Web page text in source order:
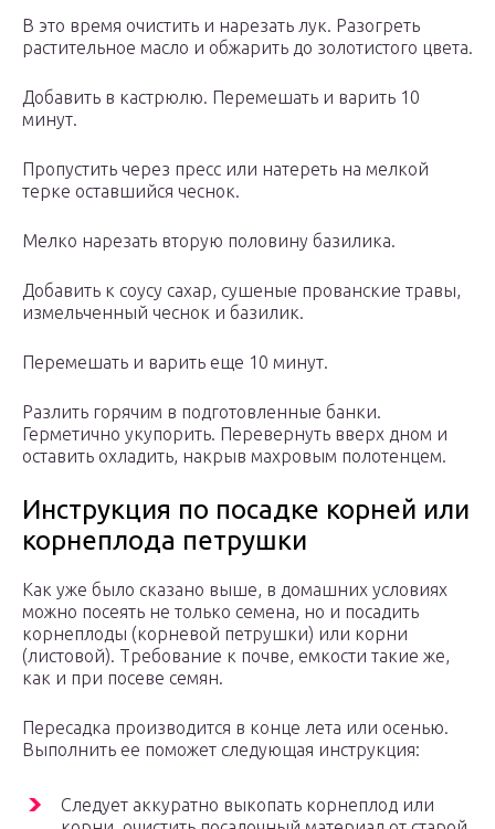
В это время очистить и нарезать лук. Разогреть
растительное масло и обжарить до золотистого цвета.
Добавить в кастрюлю. Перемешать и варить 10
минут.
Пропустить через пресс или натереть на мелкой
терке оставшийся чеснок.
Мелко нарезать вторую половину базилика.
Добавить к соусу сахар, сушеные прованские травы,
измельченный чеснок и базилик.
Перемешать и варить еще 10 минут.
Разлить горячим в подготовленные банки.
Герметично укупорить. Перевернуть вверх дном и
оставить охладить, накрыв махровым полотенцем.
Инструкция по посадке корней или
корнеплода петрушки
Как уже было сказано выше, в домашних условиях
можно посеять не только семена, но и посадить
корнеплоды (корневой петрушки) или корни
(листовой). Требование к почве, емкости такие же,
как и при посеве семян.
Пересадка производится в конце лета или осенью.
Выполнить ее поможет следующая инструкция:
Следует аккуратно выкопать корнеплод или